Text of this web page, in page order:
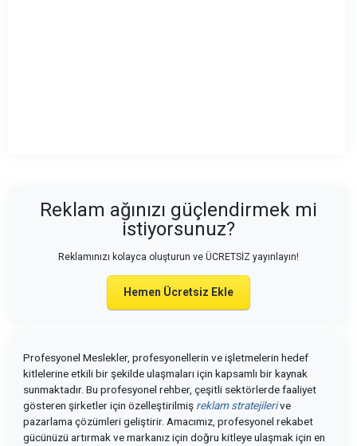
Reklam ağınızı güçlendirmek mi
istiyorsunuz?
Reklamınızı kolayca oluşturun ve ÜCRETSİZ yayınlayın!
Hemen Ücretsiz Ekle
Profesyonel Meslekler, profesyonellerin ve işletmelerin hedef
kitlelerine etkili bir şekilde ulaşmaları için kapsamlı bir kaynak
sunmaktadır. Bu profesyonel rehber, çeşitli sektörlerde faaliyet
gösteren şirketler için özelleştirilmiş reklam stratejilerive
pazarlama çözümleri geliştirir. Amacımız, profesyonel rekabet
gücünüzü artırmak ve markanız için doğru kitleye ulaşmak için en